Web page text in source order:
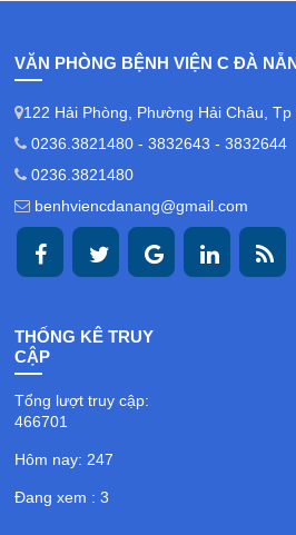
VĂN PHÒNG BỆNH VIỆN C ĐÀ
122 Hải Phòng, Phường Hải Châu,
0236.3821480 - 3832643 - 3832644
0236.3821480
benhviencdanang@gmail.com
THỐNG KÊ TRUY
CẬP
Tổng lượt truy cập:
466701
Hôm nay: 247
Đang xem : 3